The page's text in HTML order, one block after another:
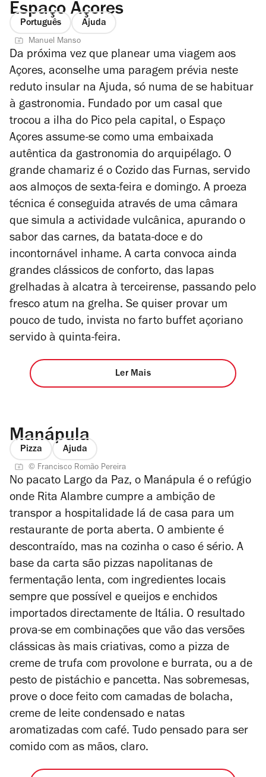
Espaço Açores
Português Ajuda
Manuel Manso
Da próxima vez que planear uma viagem aos
Açores, aconselhe uma paragem prévia neste
reduto insular na Ajuda, só numa de se habituar
à gastronomia. Fundado por um casal que
trocou a ilha do Pico pela capital, o Espaço
Açores assume-se como uma embaixada
autêntica da gastronomia do arquipélago. O
grande chamariz é o Cozido das Furnas, servido
aos almoços de sexta-feira e domingo. A proeza
técnica é conseguida através de uma câmara
que simula a actividade vulcânica, apurando o
sabor das carnes, da batata-doce e do
incontornável inhame. A carta convoca ainda
grandes clássicos de conforto, das lapas
grelhadas à alcatra à terceirense, passando pelo
fresco atum na grelha. Se quiser provar um
pouco de tudo, invista no farto buffet açoriano
servido à quinta-feira.
Ler Mais
Manápula
Pizza Ajuda
© Francisco Romão Pereira
No pacato Largo da Paz, o Manápula é o refúgio
onde Rita Alambre cumpre a ambição de
transpor a hospitalidade lá de casa para um
restaurante de porta aberta. O ambiente é
descontraído, mas na cozinha o caso é sério. A
base da carta são pizzas napolitanas de
fermentação lenta, com ingredientes locais
sempre que possível e queijos e enchidos
importados directamente de Itália. O resultado
prova-se em combinações que vão das versões
clássicas às mais criativas, como a pizza de
creme de trufa com provolone e burrata, ou a de
pesto de pistáchio e pancetta. Nas sobremesas,
prove o doce feito com camadas de bolacha,
creme de leite condensado e natas
aromatizadas com café. Tudo pensado para ser
comido com as mãos, claro.